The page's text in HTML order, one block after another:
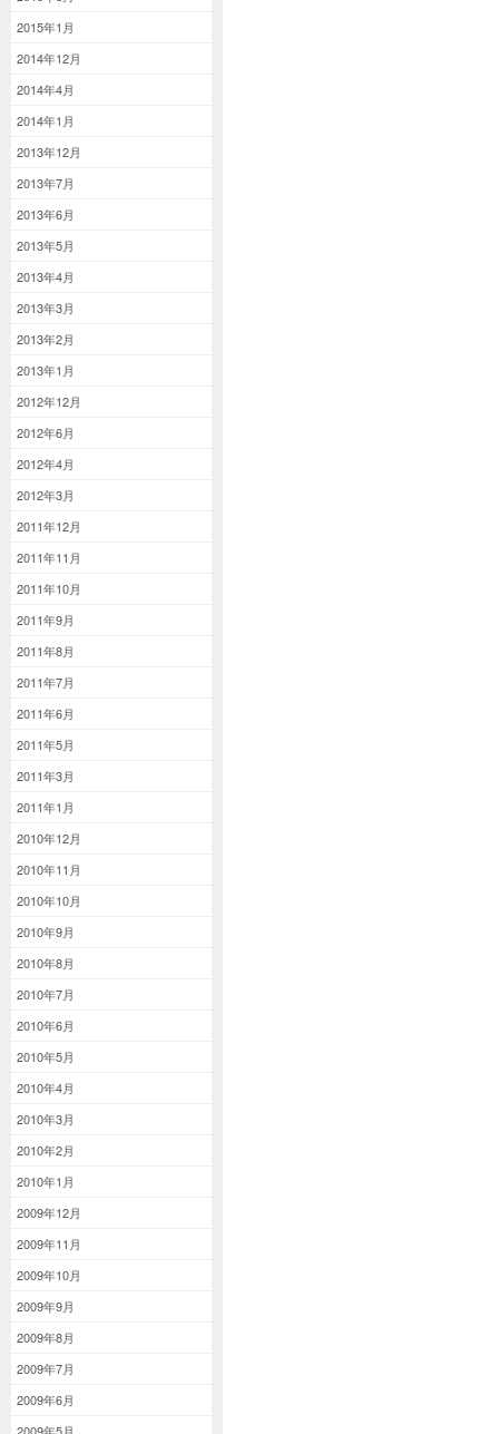
2015年1月
2014年12月
2014年4月
2014年1月
2013年12月
2013年7月
2013年6月
2013年5月
2013年4月
2013年3月
2013年2月
2013年1月
2012年12月
2012年6月
2012年4月
2012年3月
2011年12月
2011年11月
2011年10月
2011年9月
2011年8月
2011年7月
2011年6月
2011年5月
2011年3月
2011年1月
2010年12月
2010年11月
2010年10月
2010年9月
2010年8月
2010年7月
2010年6月
2010年5月
2010年4月
2010年3月
2010年2月
2010年1月
2009年12月
2009年11月
2009年10月
2009年9月
2009年8月
2009年7月
2009年6月